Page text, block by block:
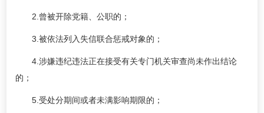
2.曾被开除党籍、公职的；
3.被依法列入失信联合惩戒对象的；
4.涉嫌违纪违法正在接受有关专门机关审查尚未作出结论
的；
5.受处分期间或者未满影响期限的；